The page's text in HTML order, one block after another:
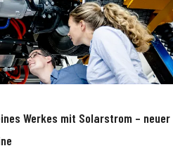
Werkes mit Solarstrom – neuer